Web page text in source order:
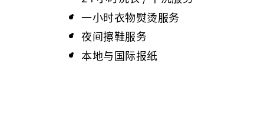
一小时衣物熨烫服务
夜间擦鞋服务
本地与国际报纸